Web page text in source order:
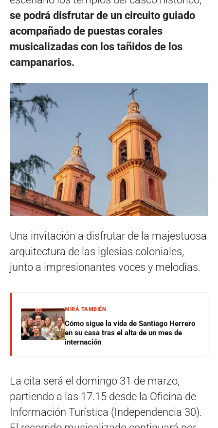
se podrá disfrutar de un circuito guiado
acompañado de puestas corales
musicalizadas con los tañidos de los
campanarios.
Una invitación a disfrutar de la majestuosa
arquitectura de las iglesias coloniales,
junto a impresionantes voces y melodìas.
MIRÁ TAMBIÉN
Cómo sigue la vida de Santiago Herrero
en su casa tras el alta de un mes de
internación
La cita será el domingo 31 de marzo,
partiendo a las 17.15 desde la Oficina de
Información Turística (Independencia 30).